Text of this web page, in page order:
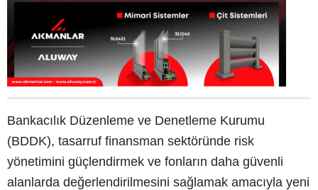
Bankacılık Düzenleme ve Denetleme Kurumu
(BDDK), tasarruf finansman sektöründe risk
yönetimini güçlendirmek ve fonların daha güvenli
alanlarda değerlendirilmesini sağlamak amacıyla yeni